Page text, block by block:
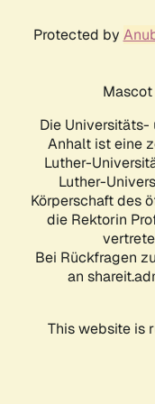
Protected by
Die
Anhalt ist eine
Luther-
Luther-
Körperschaft des
die Rektorin
Bei Rückfragen
an
This website is